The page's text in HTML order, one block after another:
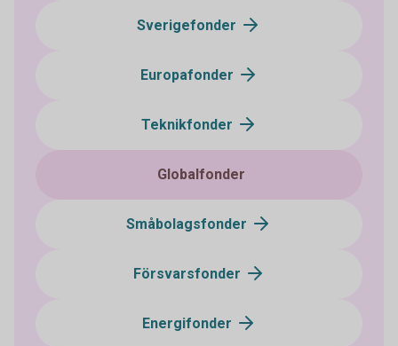
Sverigefonder
Europafonder
Teknikfonder
Globalfonder
Småbolagsfonder
Försvarsfonder
Energifonder